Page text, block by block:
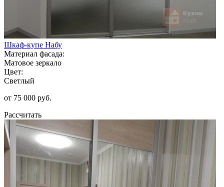
Шкаф-купе Набу
Материал фасада:
Матовое зеркало
Цвет:
Светлый
от 75 000 руб.
Рассчитать